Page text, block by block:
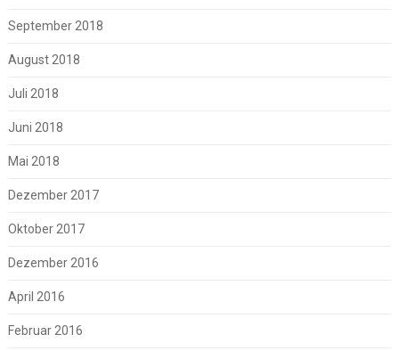
September 2018
August 2018
Juli 2018
Juni 2018
Mai 2018
Dezember 2017
Oktober 2017
Dezember 2016
April 2016
Februar 2016